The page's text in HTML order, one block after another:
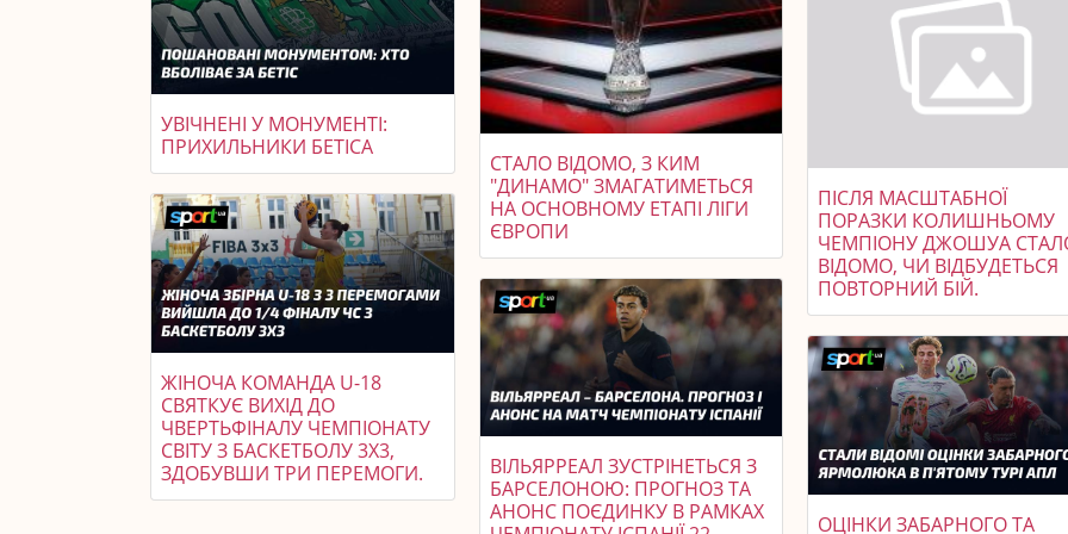
УВІЧНЕНІ У МОНУМЕНТІ:
ПРИХИЛЬНИКИ БЕТІСА
ЖІНОЧА КОМАНДА U-18
СВЯТКУЄ ВИХІД ДО
ЧВЕРТЬФІНАЛУ ЧЕМПІОНАТУ
СВІТУ З БАСКЕТБОЛУ 3X3,
ЗДОБУВШИ ТРИ ПЕРЕМОГИ.
СТАЛО ВІДОМО, З КИМ
"ДИНАМО" ЗМАГАТИМЕТЬСЯ
НА ОСНОВНОМУ ЕТАПІ ЛІГИ
ЄВРОПИ
ВІЛЬЯРРЕАЛ ЗУСТРІНЕТЬСЯ З
БАРСЕЛОНОЮ: ПРОГНОЗ ТА
АНОНС ПОЄДИНКУ В РАМКАХ
ПІСЛЯ МАСШТАБНОЇ
ПОРАЗКИ КОЛИШНЬОМУ
ЧЕМПІОНУ ДЖОШУА
ВІДОМО, ЧИ ВІДБУДЕТЬСЯ
ПОВТОРНИЙ БІЙ.
ОЦІНКИ ЗАБАРНОГО ТА